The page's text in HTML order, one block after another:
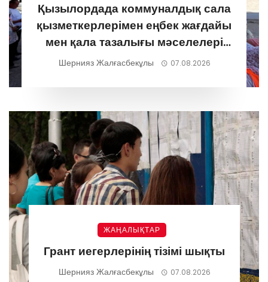
Қызылордада коммуналдық сала
қызметкерлерімен еңбек жағдайы
мен қала тазалығы мәселелері
талқыланды
Шернияз Жалғасбекұлы 07.08.2026
ЖАҢАЛЫҚТАР
Грант иегерлерінің тізімі шықты
Шернияз Жалғасбекұлы 07.08.2026